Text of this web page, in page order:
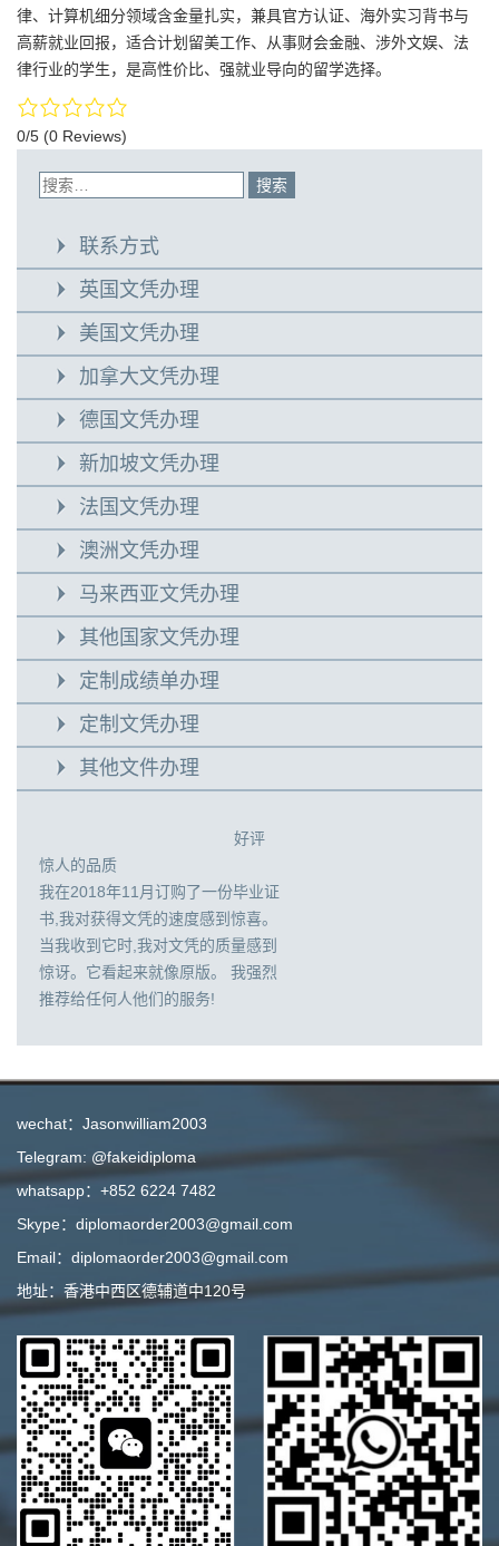
律、计算机细分领域含金量扎实，兼具官方认证、海外实习背书与
高薪就业回报，适合计划留美工作、从事财会金融、涉外文娱、法
律行业的学生，是高性价比、强就业导向的留学选择。
0/5 (0 Reviews)
联系方式
英国文凭办理
美国文凭办理
加拿大文凭办理
德国文凭办理
新加坡文凭办理
法国文凭办理
澳洲文凭办理
马来西亚文凭办理
其他国家文凭办理
定制成绩单办理
定制文凭办理
其他文件办理
好评
惊人的品质
我在2018年11月订购了一份毕业证
书,我对获得文凭的速度感到惊喜。
当我收到它时,我对文凭的质量感到
惊讶。它看起来就像原版。 我强烈
推荐给任何人他们的服务!
wechat：Jasonwilliam2003
Telegram: @fakeidiploma
whatsapp：+852 6224 7482
Skype：diplomaorder2003@gmail.com
Email：diplomaorder2003@gmail.com
地址：香港中西区德辅道中120号